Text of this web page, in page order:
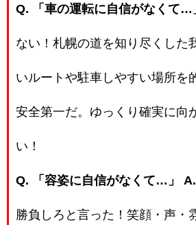
Q. 「車の運転に自信がなくて…
ない！札幌の道を知り尽くした
いルートや駐車しやすい場所を
安全第一だ。ゆっくり確実に向
い！
Q. 「容姿に自信がなくて…」 A.
勝負しろと言った！笑顔・声・